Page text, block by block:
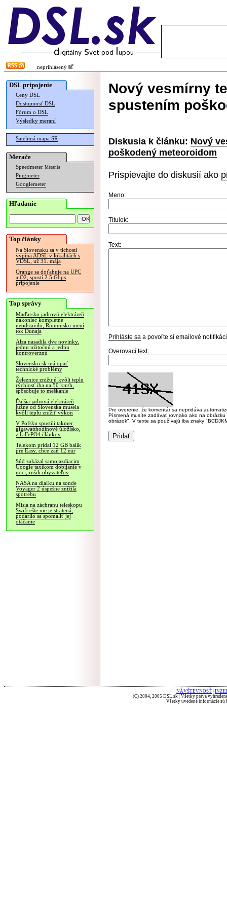
neprihlásený
DSL pripojenie
Ceny DSL
Dostupnosť DSL
Fórum o DSL
Výsledky meraní
Satelitná mapa SR
Merače
Speedmeter Merania
Pingmeter
Googlemeter
Hľadanie
Top články
Na Slovensku sa v tichosti
vypína ADSL v lokalitách s
VDSL, už 31. mája
Orange sa doťahuje na UPC
a O2, spustí 2.5 Gbps
pripojenie
Top správy
Maďarsko jadrovú elektráreň
nakoniec kompletne
neodstavilo, Rumunsko mení
tok Dunaja
Alza nasadila dve novinky,
jednu užitočnú a jednu
kontroverznú
Slovensko.sk má opäť
technické problémy
Železnice znižujú kvôli teplu
rýchlosť iba na 50 km/h,
spôsobuje to meškanie
Ďalšia jadrová elektráreň
južne od Slovenska musela
kvôli teplu znížiť výkon
V Poľsku spustili takmer
gigawatthodinové úložisko,
z LiFePO4 článkov
Telekom pridal 12 GB balík
pre Easy, chce zaň 12 eur
Súd zakázal samojazdiacim
Google taxíkom dobíjanie v
noci, rušili obyvateľov
NASA na diaľku na sonde
Voyager 2 úspešne znížila
spotrebu
Misia na záchranu teleskopu
Swift ešte nie je stratená,
podarilo sa spomaliť jej
otáčanie
Nový vesmírny
spustením
Diskusia k článku: Nový
poškodený meteoroidom
Prispievajte do diskusií ako
Meno:
Titulok:
Text:
Prihláste sa a povoľte si emailové
Overovací text:
Pre overenie, že komentár sa nepridáva
Písmená musíte zadávať rovnako ako na
obrázok". V texte sa používajú iba znaky
NÁVŠTEVNOSŤ
(C) 2004, 2005 DSL.sk | Všetky práva
Všetky uvedené informácie sú